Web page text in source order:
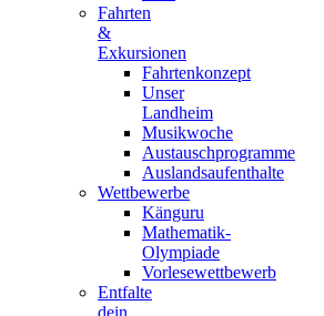
Fahrten
&
Exkursionen
Fahrtenkonzept
Unser
Landheim
Musikwoche
Austauschprogramme
Auslandsaufenthalte
Wettbewerbe
Känguru
Mathematik-
Olympiade
Vorlesewettbewerb
Entfalte
dein